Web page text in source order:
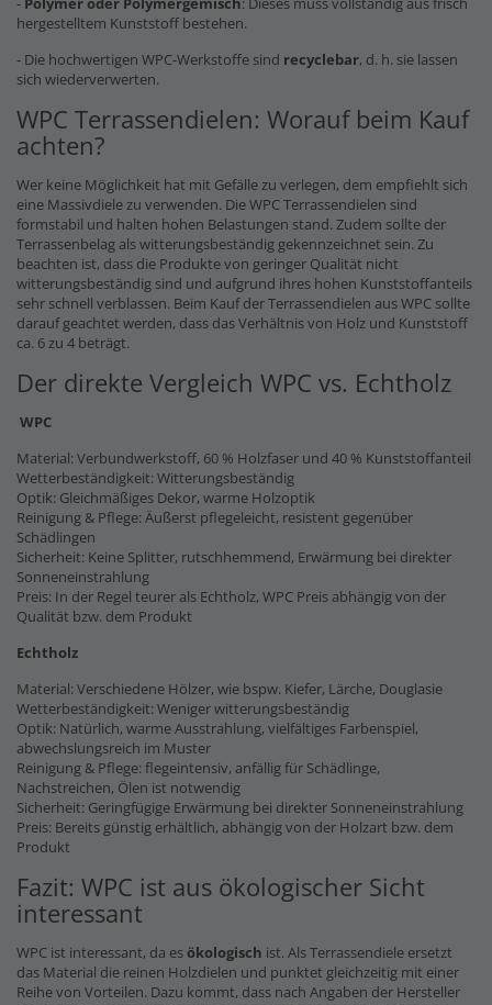
hergestelltem Kunststoff bestehen.
- Die hochwertigen WPC-Werkstoffe sind recyclebar, d. h. sie lassen
sich wiederverwerten.
WPC Terrassendielen: Worauf beim Kauf
achten?
Wer keine Möglichkeit hat mit Gefälle zu verlegen, dem empfiehlt sich
eine Massivdiele zu verwenden. Die WPC Terrassendielen sind
formstabil und halten hohen Belastungen stand. Zudem sollte der
Terrassenbelag als witterungsbeständig gekennzeichnet sein. Zu
beachten ist, dass die Produkte von geringer Qualität nicht
witterungsbeständig sind und aufgrund ihres hohen Kunststoffanteils
sehr schnell verblassen. Beim Kauf der Terrassendielen aus WPC sollte
darauf geachtet werden, dass das Verhältnis von Holz und Kunststoff
ca. 6 zu 4 beträgt.
Der direkte Vergleich WPC vs. Echtholz
WPC
Material: Verbundwerkstoff, 60 % Holzfaser und 40 % Kunststoffanteil
Wetterbeständigkeit: Witterungsbeständig
Optik: Gleichmäßiges Dekor, warme Holzoptik
Reinigung & Pflege: Äußerst pflegeleicht, resistent gegenüber
Schädlingen
Sicherheit: Keine Splitter, rutschhemmend, Erwärmung bei direkter
Sonneneinstrahlung
Preis: In der Regel teurer als Echtholz, WPC Preis abhängig von der
Qualität bzw. dem Produkt
Echtholz
Material: Verschiedene Hölzer, wie bspw. Kiefer, Lärche, Douglasie
Wetterbeständigkeit: Weniger witterungsbeständig
Optik: Natürlich, warme Ausstrahlung, vielfältiges Farbenspiel,
abwechslungsreich im Muster
Reinigung & Pflege: flegeintensiv, anfällig für Schädlinge,
Nachstreichen, Ölen ist notwendig
Sicherheit: Geringfügige Erwärmung bei direkter Sonneneinstrahlung
Preis: Bereits günstig erhältlich, abhängig von der Holzart bzw. dem
Produkt
Fazit: WPC ist aus ökologischer Sicht
interessant
WPC ist interessant, da esökologisch ist. Als Terrassendiele ersetzt
das Material die reinen Holzdielen und punktet gleichzeitig mit einer
Reihe von Vorteilen. Dazu kommt, dass nach Angaben der Hersteller